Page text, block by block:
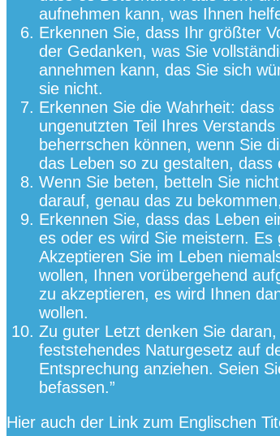
aufnehmen kann, was Ihnen
Erkennen Sie, dass Ihr größter
der Gedanken, was Sie
annehmen kann, das Sie sich
sie nicht.
Erkennen Sie die Wahrheit:
ungenutzten Teil Ihres
beherrschen können, wenn Sie
das Leben so zu gestalten,
Wenn Sie beten, betteln Sie
darauf, genau das zu
Erkennen Sie, dass das Leben
es oder es wird Sie meistern.
Akzeptieren Sie im Leben
wollen, Ihnen vorübergehend
zu akzeptieren, es wird Ihnen
wollen.
Zu guter Letzt denken Sie
feststehendes Naturgesetz auf
Entsprechung anziehen. Seien
befassen.”
Hier auch der Link zum Englischen